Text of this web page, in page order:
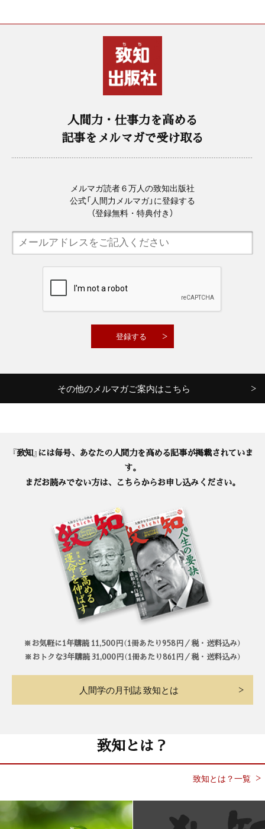
人間力・仕事力を高める
記事をメルマガで受け取る
メルマガ読者６万人の致知出版社
公式「人間力メルマガ」に登録する
（登録無料・特典付き）
その他のメルマガご案内はこちら
『致知』には毎号、あなたの人間力を高める記事が掲載されていま
す。
まだお読みでない方は、こちらからお申し込みください。
※お気軽に1年購読 11,500円（1冊あたり958円／税・送料込み）
※おトクな3年購読 31,000円（1冊あたり861円／税・送料込み）
人間学の月刊誌 致知とは
致知とは？
致知とは？一覧